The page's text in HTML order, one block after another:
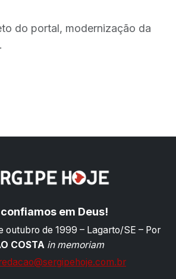
do portal, modernização da
em Deus!
outubro de 1999 – Lagarto/SE – Por
COSTA in memoriam